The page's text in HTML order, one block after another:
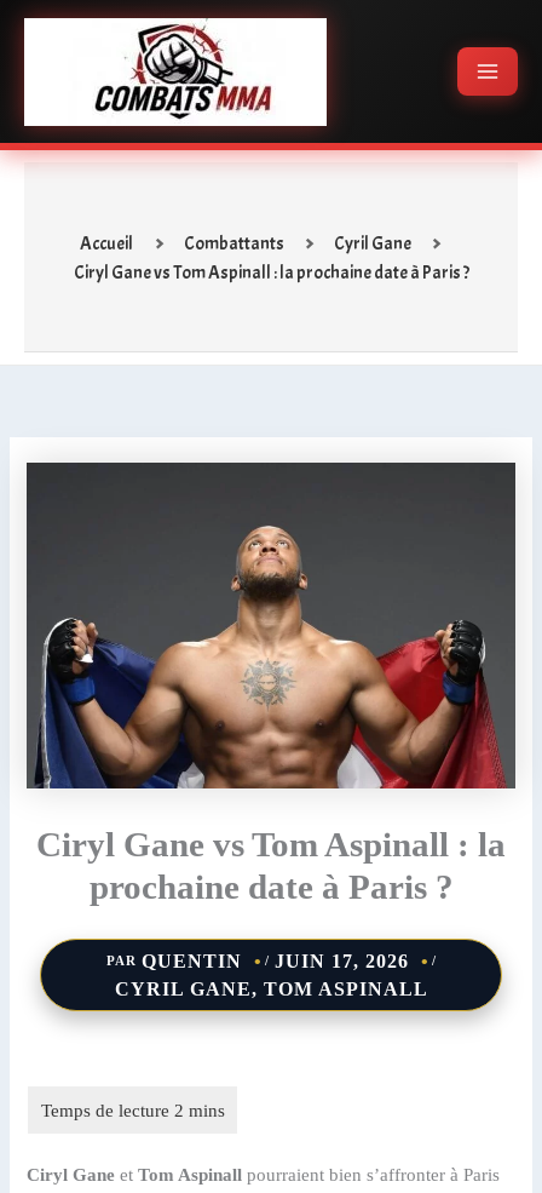
Aller
Menu
Accueil Combattants
Cyril Gane
Ciryl Gane vs Tom Aspinall : la prochaine date à Paris ?
Ciryl Gane vs Tom Aspinall : la
prochaine date à Paris ?
PAR QUENTIN / JUIN 17, 2026 /
CYRIL GANE, TOM ASPINALL
Ciryl Gane etTom Aspinall pourraient bien s’affronter à Paris